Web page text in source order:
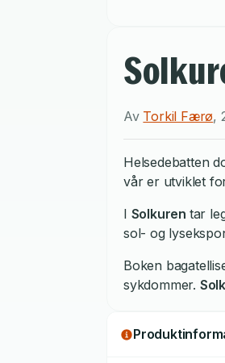
Av Torkil Færø,
Helsedebatten
vår er utviklet
I Solkuren tar
sol- og
Boken
sykdommer.